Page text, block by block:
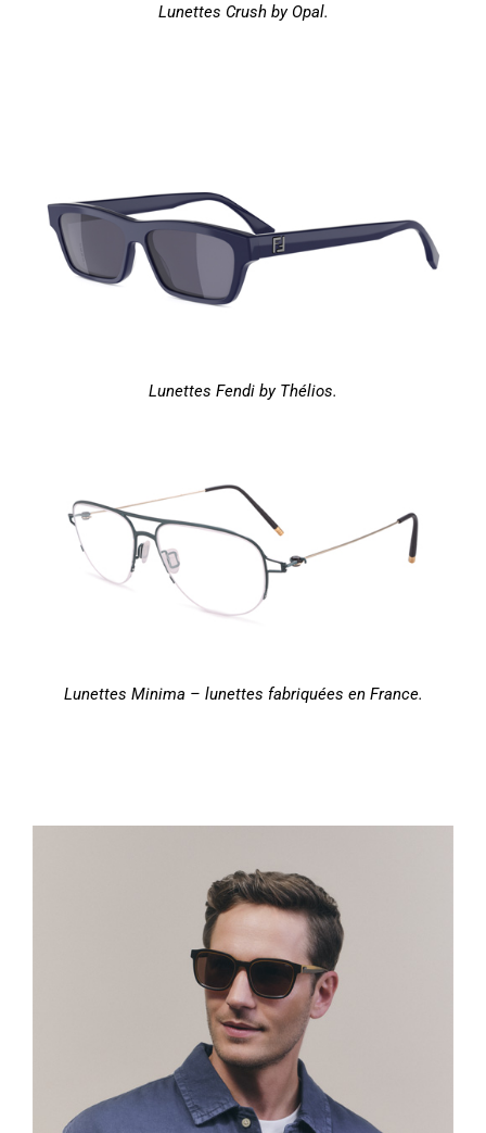
Lunettes Crush by Opal.
Lunettes Fendi by Thélios.
Lunettes Minima – lunettes fabriquées en France.